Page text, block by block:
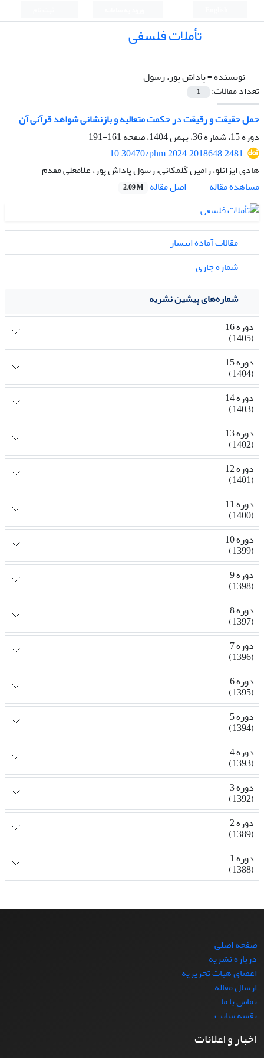
تأملات فلسفی
نویسنده =پاداش پور، رسول
تعداد مقالات:
1
حمل حقیقت و رقیقت در حکمت متعالیه و بازنشانی شواهد قرآنی آن
دوره 15، شماره 36، بهمن 1404، صفحه
161-191
10.30470/phm.2024.2018648.2481
هادی ایزانلو، رامین گلمکانی، رسول پاداش پور، غلامعلی مقدم
مشاهده مقاله
اصل مقاله 2.09 M
مقالات آماده انتشار
شماره جاری
شماره‌های پیشین نشریه
دوره 16
(1405)
دوره 15
(1404)
دوره 14
(1403)
دوره 13
(1402)
دوره 12
(1401)
دوره 11
(1400)
دوره 10
(1399)
دوره 9
(1398)
دوره 8
(1397)
دوره 7
(1396)
دوره 6
(1395)
دوره 5
(1394)
دوره 4
(1393)
دوره 3
(1392)
دوره 2
(1389)
دوره 1
(1388)
صفحه اصلی
درباره نشریه
اعضای هیات تحریریه
ارسال مقاله
تماس با ما
نقشه سایت
اخبار و اعلانات